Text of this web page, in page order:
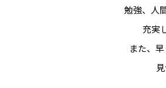
勉強、人
充実
また、